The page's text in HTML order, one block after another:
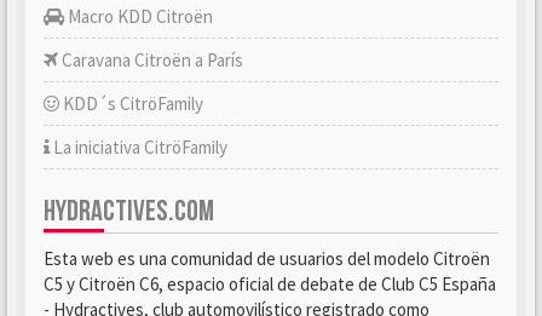
Macro KDD Citroën
Caravana Citroën a París
KDD´s CitröFamily
La iniciativa CitröFamily
HYDRACTIVES.COM
Esta web es una comunidad de usuarios del modelo Citroën
C5 y Citroën C6, espacio oficial de debate de Club C5 España
- Hydractives, club automovilístico registrado como